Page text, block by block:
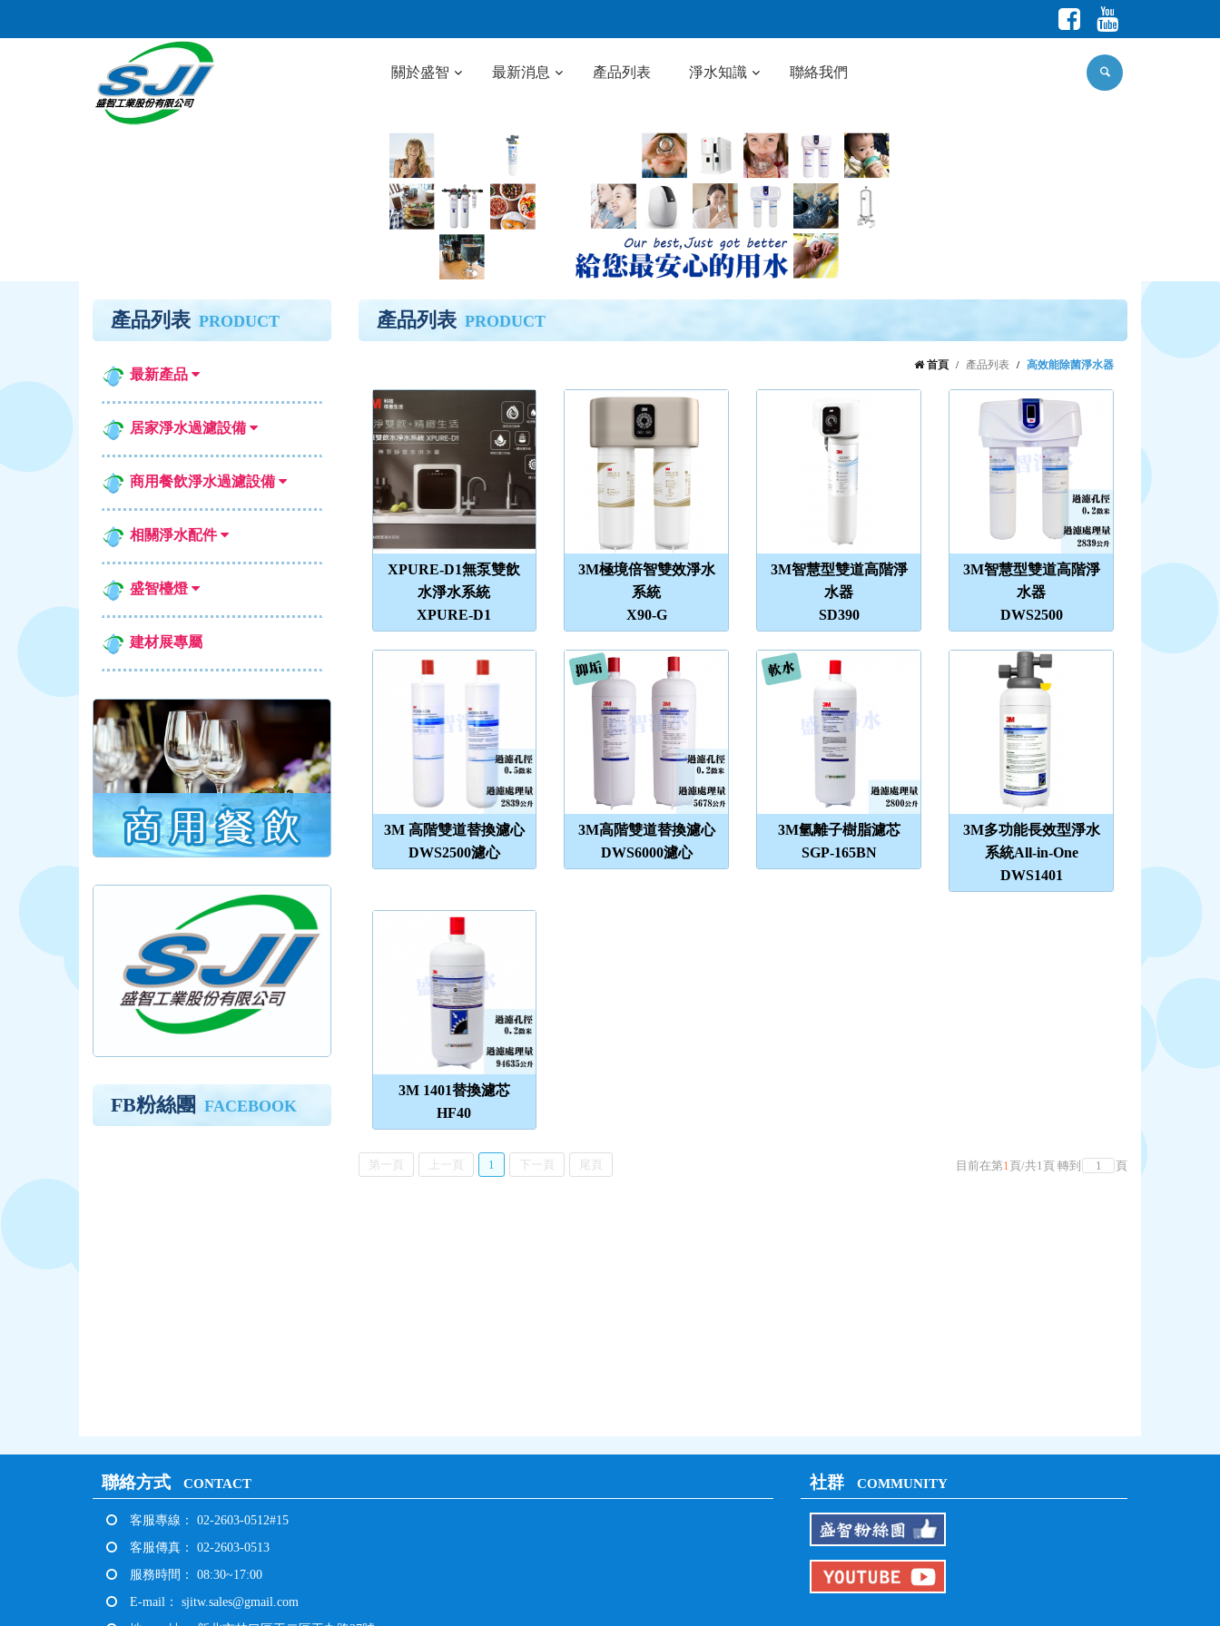
關於盛智 最新消息 產品列表 淨水知識 聯絡我們
產品列表 PRODUCT
首頁 產品列表 高效能除菌淨水器
XPURE-D1無泵雙飲
水淨水系統
XPURE-D1
3M極境倍智雙效淨水
系統
X90-G
3M智慧型雙道高階淨
水器
SD390
3M智慧型雙道高階淨
水器
DWS2500
3M 高階雙道替換濾心
DWS2500濾心
3M高階雙道替換濾心
DWS6000濾心
3M氫離子樹脂濾芯
SGP-165BN
3M多功能長效型淨水
系統All-in-One
DWS1401
3M 1401替換濾芯
HF40
第一頁 上一頁 1 下一頁 尾頁 目前在第1 頁/共1 頁 轉到 頁
產品列表 PRODUCT
最新產品
居家淨水過濾設備
商用餐飲淨水過濾設備
相關淨水配件
盛智檯燈
建材展專屬
FB粉絲團 FACEBOOK
聯絡方式 CONTACT
客服專線： 02-2603-0512#15
客服傳真： 02-2603-0513
服務時間： 08:30~17:00
E-mail： sjitw.sales@gmail.com
社群 COMMUNITY